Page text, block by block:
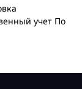
учет По